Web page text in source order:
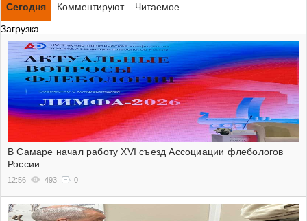
Сегодня Комментируют
Читаемое
Загрузка...
В Самаре начал работу XVI съезд Ассоциации флебологов
России
12:56 493 0